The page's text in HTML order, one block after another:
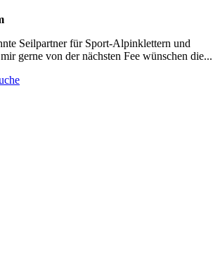
Seilpartner für Sport-Alpinklettern und
gerne von der nächsten Fee wünschen die...